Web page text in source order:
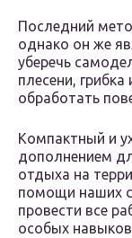
Последний
однако он же
уберечь
плесени,
обработать
Компактный и
дополнением
отдыха на
помощи наших
провести все
особых